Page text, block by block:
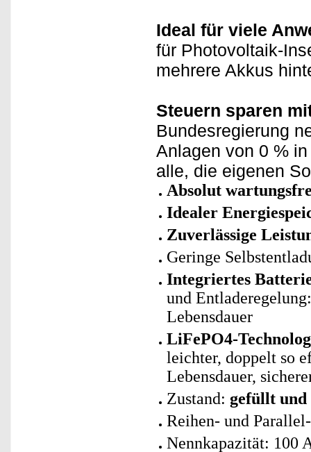
Ideal für viele
für Photovoltaik-
mehrere Akkus
Steuern sparen
Bundesregierung
Anlagen von 0 %
alle, die eigenen
Absolut
Idealer
Zuverlässige
Geringe
Integriertes
und
Lebensdauer
LiFePO4-
leichter, doppelt so
Lebensdauer,
Zustand: gefüllt und
Reihen- und
Nennkapazität: 100